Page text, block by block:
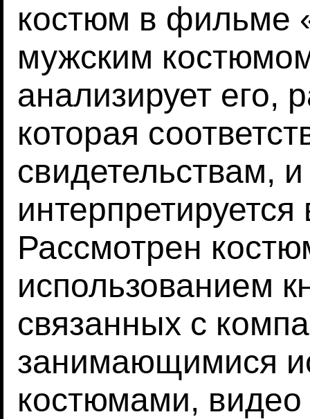
костюм в фильме
мужским
анализирует его,
которая
свидетельствам,
Рассмотрен
использованием
связанных с
занимающимися
костюмами, видео